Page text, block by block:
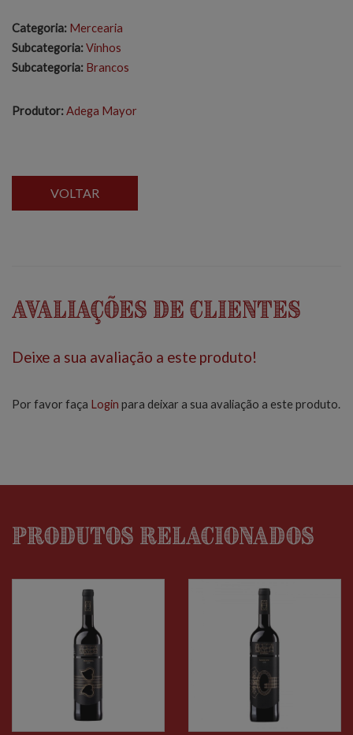
Categoria: Mercearia
Subcategoria:Vinhos
Subcategoria: Brancos
Produtor:Adega Mayor
VOLTAR
Avaliações de Clientes
Deixe a sua avaliação a este produto!
Por favor faça Login para deixar a sua avaliação a este produto.
Produtos relacionados